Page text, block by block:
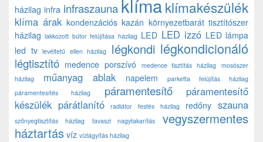
házilag infra infraszauna klímaklímakészülék
klíma árak kondenzációs kazán környezetbarát tisztítószer
házilag lakkozott bútor felújítása házilag LED LED izzó LED lámpa
led tv levéltetű ellen házilag légkondi légkondicionáló
légtisztító medence porszívó medence tisztítás házilag
mosószer
házilag
műanyag ablak napelem
parketta felújítás házilag
páramentesítés házilag
páramentesítő
páramentesítő
készülék párátlanító radiátor festés házilag redőny szauna
szőnyegtisztítás házilag tavaszi nagytakarítás
vegyszermentes
háztartás víz vízlágyítás házilag